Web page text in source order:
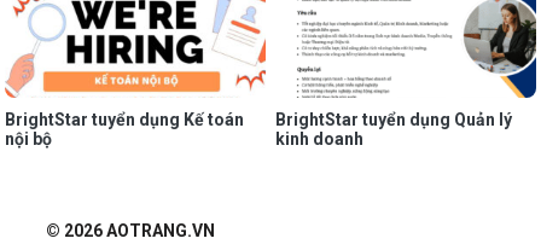
BrightStar tuyển dụng Kế toán
nội bộ
BrightStar tuyển dụng Quản lý
kinh doanh
© 2026 AOTRANG.VN